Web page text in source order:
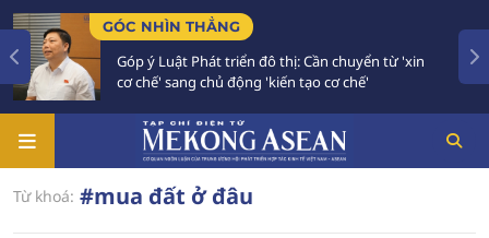
GÓC NHÌN THẲNG
Góp ý Luật Phát triển đô thị: Cần chuyển từ 'xin
cơ chế' sang chủ động 'kiến tạo cơ chế'
Từ khoá: #mua đất ở đâu